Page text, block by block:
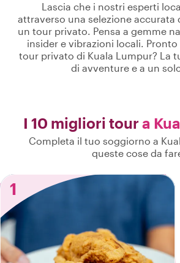
Lascia che i nostri esperti
attraverso una selezione accurata
un tour privato. Pensa a gemme
insider e vibrazioni locali.
tour privato di Kuala Lumpur? La
di avventure e a un
I 10 migliori tour a
Completa il tuo soggiorno a
queste cose da
1